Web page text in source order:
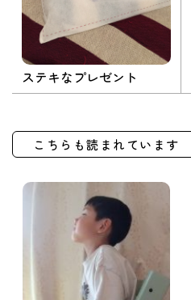
ステキなプレゼント
こちらも読まれています